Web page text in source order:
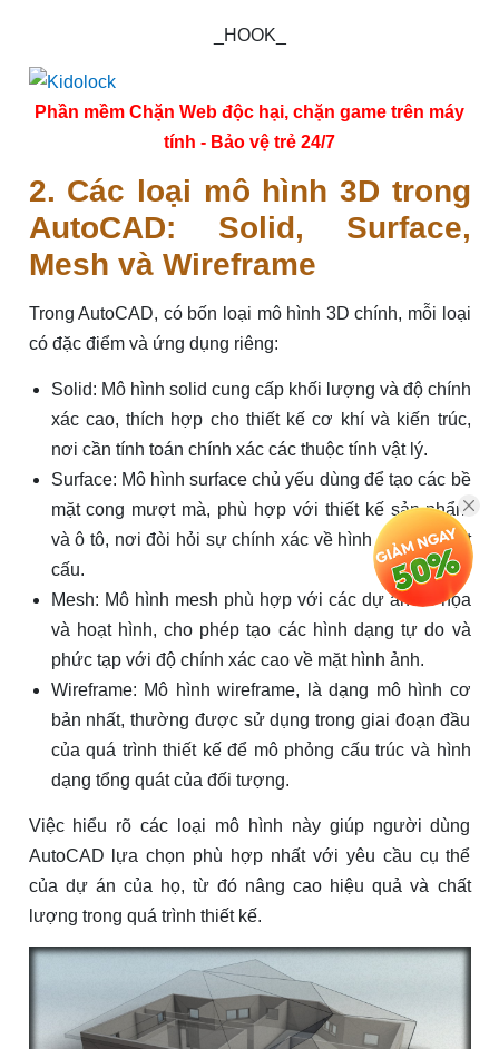
_HOOK_
Phần mềm Chặn Web độc hại, chặn game trên máy
tính - Bảo vệ trẻ 24/7
2. Các loại mô hình 3D trong
AutoCAD: Solid, Surface,
Mesh và Wireframe
Trong AutoCAD, có bốn loại mô hình 3D chính, mỗi loại
có đặc điểm và ứng dụng riêng:
Solid: Mô hình solid cung cấp khối lượng và độ chính
xác cao, thích hợp cho thiết kế cơ khí và kiến trúc,
nơi cần tính toán chính xác các thuộc tính vật lý.
Surface: Mô hình surface chủ yếu dùng để tạo các bề
mặt cong mượt mà, phù hợp với thiết kế sản phẩm
và ô tô, nơi đòi hỏi sự chính xác về hình dáng và kết
cấu.
Mesh: Mô hình mesh phù hợp với các dự án đồ họa
và hoạt hình, cho phép tạo các hình dạng tự do và
phức tạp với độ chính xác cao về mặt hình ảnh.
Wireframe: Mô hình wireframe, là dạng mô hình cơ
bản nhất, thường được sử dụng trong giai đoạn đầu
của quá trình thiết kế để mô phỏng cấu trúc và hình
dạng tổng quát của đối tượng.
Việc hiểu rõ các loại mô hình này giúp người dùng
AutoCAD lựa chọn phù hợp nhất với yêu cầu cụ thể
của dự án của họ, từ đó nâng cao hiệu quả và chất
lượng trong quá trình thiết kế.